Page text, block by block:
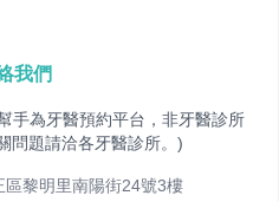
我們
手為牙醫預約平台，非牙醫診所
問題請洽各牙醫診所。)
黎明里南陽街24號3樓